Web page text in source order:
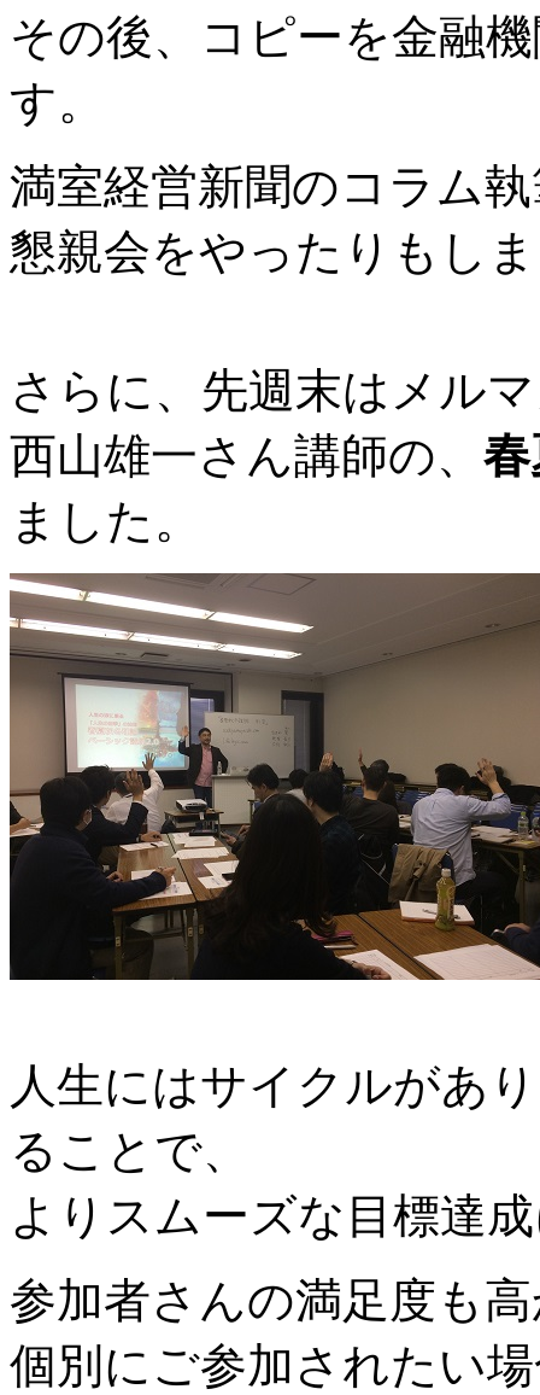
その後、コピーを金融
す。
満室経営新聞のコラム
懇親会をやったりもし
さらに、先週末はメル
西山雄一さん講師の、
ました。
人生にはサイクルがあ
ることで、
よりスムーズな目標達
参加者さんの満足度も
個別にご参加されたい